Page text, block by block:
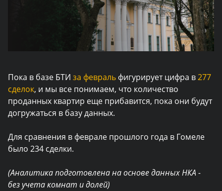
Пока в базе БТИ за февраль фигурирует цифра в277
сделок, и мы все понимаем, что количество
проданных квартир еще прибавится, пока они будут
догружаться в базу данных.
Для сравнения в феврале прошлого года в Гомеле
было 234 сделки.
(Аналитика подготовлена на основе данных НКА -
без учета комнат и долей)